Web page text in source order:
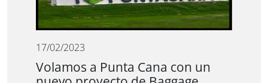
17/02/2023
Volamos a Punta Cana con un